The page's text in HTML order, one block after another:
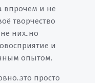
впрочем и не
творчество
них..но
и
опытом.
просто